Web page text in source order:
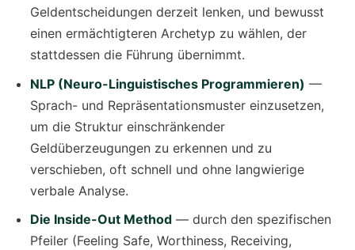
Geldentscheidungen derzeit lenken, und bewusst
einen ermächtigteren Archetyp zu wählen, der
stattdessen die Führung übernimmt.
NLP (Neuro-Linguistisches Programmieren) —
Sprach- und Repräsentationsmuster einzusetzen,
um die Struktur einschränkender
Geldüberzeugungen zu erkennen und zu
verschieben, oft schnell und ohne langwierige
verbale Analyse.
Die Inside-Out Method — durch den spezifischen
Pfeiler (Feeling Safe, Worthiness, Receiving,